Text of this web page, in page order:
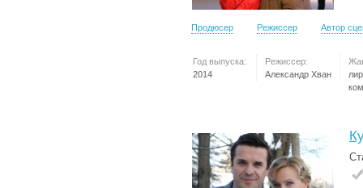
Продюсер Режиссер Автор
Год выпуска:
2014
Режиссер:
Александр Хван